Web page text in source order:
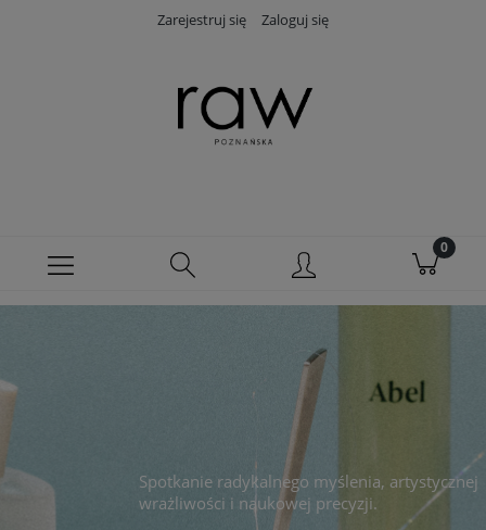
Zarejestruj się Zaloguj się
Spotkanie radykalnego myślenia, artystycznej
wrażliwości i naukowej precyzji.